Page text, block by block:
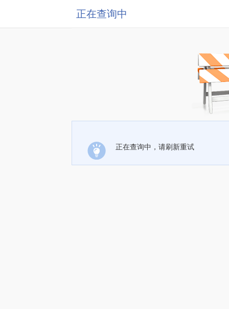
正在查询中
正在查询中，请刷新重试